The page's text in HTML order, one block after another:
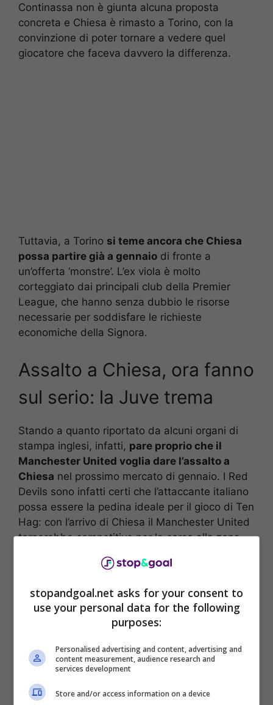
Continassa non è giunta alcuna proposta
concreta e Chiesa è rimasto a Torino, con la
convinzione di poter tornare a vedere quel
giocatore che faceva davvero la differenza.
Tuttavia, a Torino si teme ancora che Chiesa
possa partire già a gennaio di fronte a
un’offerta ‘monstre’. L’ex viola è molto
corteggiato dai principali club della Premier
League, che hanno senza dubbio le risorse
necessarie per soddisfare le richieste
economiche della Signora.
Assalto a Chiesa, ora fanno
sul serio: la Juve trema
Stando a quanto riportato da alcuni organi di
stampa inglesi, infatti, pare proprio che il
Manchester United voglia dare l’assalto a
Chiesa nel prossimo mercato di gennaio. I Red
Devils sono infatti certi che l’attaccante italiano
possa essere la pedina ideale per il gioco di Ten
Hag: con l’arrivo di Chiesa il Manchester United
tornerebbe competitivo per la corsa alla zona
stopandgoal.net asks for your consent to
use your personal data for the following
purposes:
Personalised advertising and content, advertising and
content measurement, audience research and
services development
Store and/or access information on a device